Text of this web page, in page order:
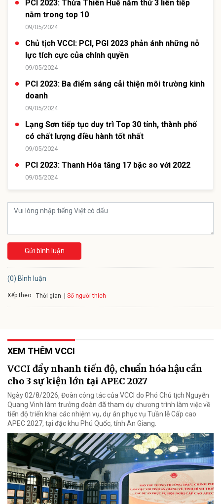
PCI 2023: Thừa Thiên Huế năm thứ 3 liên tiếp
nằm trong top 10
09/05/2024
Chủ tịch VCCI: PCI, PGI 2023 phản ánh những nỗ
lực tích cực của chính quyền
09/05/2024
PCI 2023: Ba điểm sáng cải thiện môi trường kinh
doanh
09/05/2024
Lạng Sơn tiếp tục duy trì Top 30 tỉnh, thành phố
có chất lượng điều hành tốt nhất
09/05/2024
PCI 2023: Thanh Hóa tăng 17 bậc so với 2022
09/05/2024
Gửi bình luận
(0) Bình luận
Xếp theo: Thời gian Số người thích
XEM THÊM VCCI
VCCI đẩy nhanh tiến độ, chuẩn hóa hậu cần
cho 3 sự kiện lớn tại APEC 2027
Ngày 02/8/2026, Đoàn công tác của VCCI do Phó Chủ tịch Nguyễn
Quang Vinh làm trưởng đoàn đã tham dự chương trình làm việc về
tiến độ triển khai các nhiệm vụ, dự án phục vụ Tuần lễ Cấp cao
APEC 2027, tại đặc khu Phú Quốc, tỉnh An Giang.